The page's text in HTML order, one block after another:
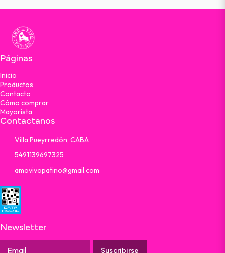
Páginas
Inicio
Productos
Contacto
Cómo comprar
Mayorista
Contactanos
Villa Pueyrredón, CABA
5491139697325
amovivopatino@gmail.com
Newsletter
Suscribirse